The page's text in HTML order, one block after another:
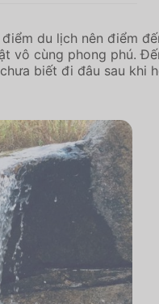
du lịch nên điểm
vô cùng phong phú.
biết đi đâu sau khi